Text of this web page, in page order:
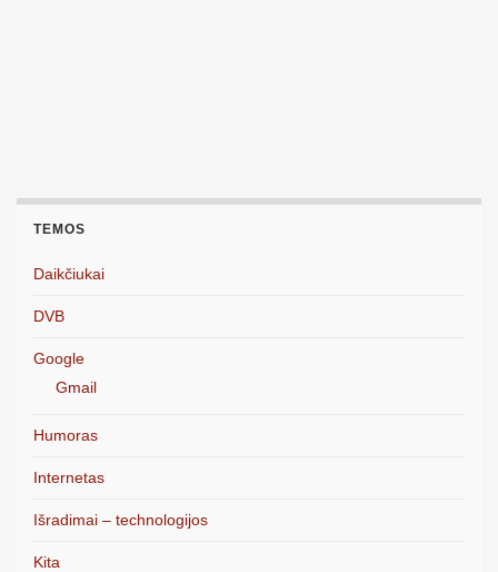
TEMOS
Daikčiukai
DVB
Google
Gmail
Humoras
Internetas
Išradimai – technologijos
Kita